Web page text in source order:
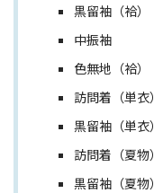
黒留袖（袷）
中振袖
色無地（袷）
訪問着（単衣）
黒留袖（単衣）
訪問着（夏物）
黒留袖（夏物）